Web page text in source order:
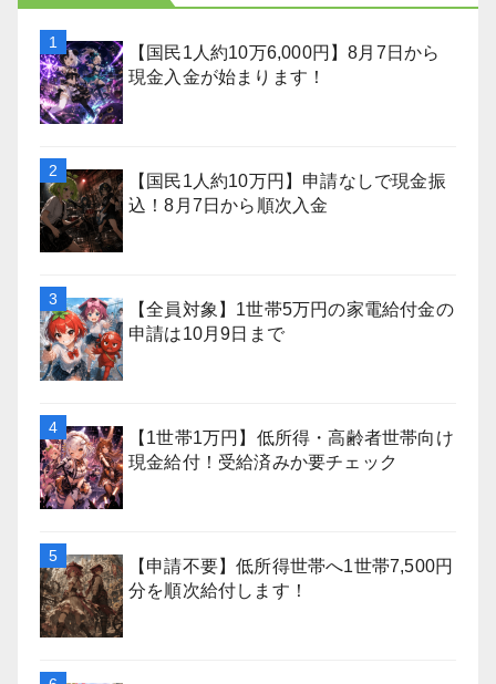
【国民1人約10万6,000円】8月7日から
現金入金が始まります！
【国民1人約10万円】申請なしで現金振
込！8月7日から順次入金
【全員対象】1世帯5万円の家電給付金の
申請は10月9日まで
【1世帯1万円】低所得・高齢者世帯向け
現金給付！受給済みか要チェック
【申請不要】低所得世帯へ1世帯7,500円
分を順次給付します！